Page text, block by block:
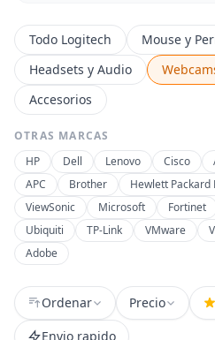
Todo Logitech Mouse y
Headsets y Audio
Accesorios
OTRAS MARCAS
HP
Dell Lenovo Cisco
APC
Brother Hewlett Packard
ViewSonic
Microsoft Fortinet
Ubiquiti
TP-Link VMware
Adobe
Ordenar Precio
Envio rapido